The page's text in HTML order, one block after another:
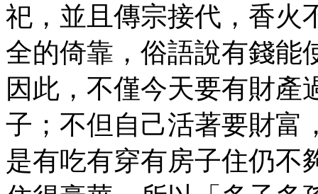
祀，並且傳宗接代，香火
全的倚靠，俗語說有錢能
因此，不僅今天要有財產
子；不但自己活著要財富
是有吃有穿有房子住仍不